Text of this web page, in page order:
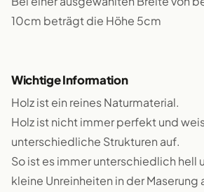
10cm beträgt die Höhe 5cm
Wichtige Information
Holz ist ein reines Naturmaterial.
Holz ist nicht immer perfekt und
unterschiedliche Strukturen auf.
So ist es immer unterschiedlich hell
kleine Unreinheiten in der Maserung